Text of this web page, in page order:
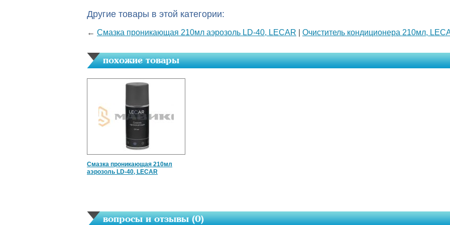
Другие товары в этой категории:
← Смазка проникающая 210мл аэрозоль LD-40, LECAR Очиститель кондиционера 210мл,
похожие товары
Смазка проникающая 210мл
аэрозоль LD-40, LECAR
вопросы и отзывы (0)